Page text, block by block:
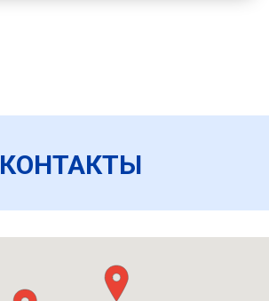
КОНТАКТЫ